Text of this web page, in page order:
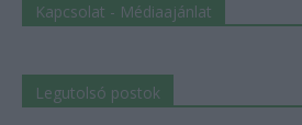
Kapcsolat - Médiaajánlat
Legutolsó postok